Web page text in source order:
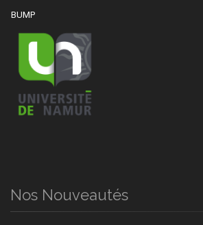
BUMP
Nos Nouveautés